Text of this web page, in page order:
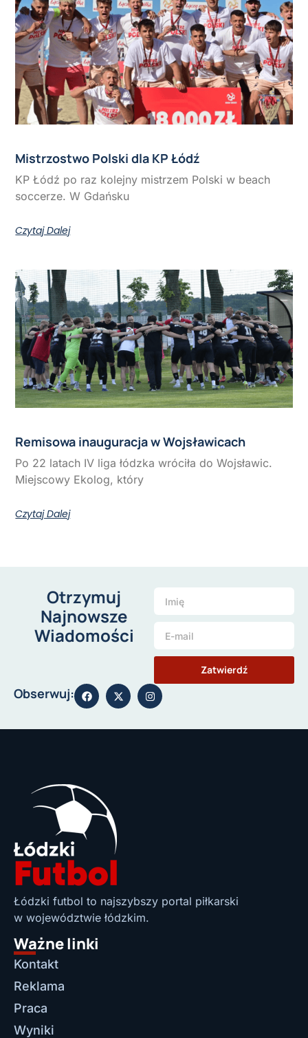
Mistrzostwo Polski dla KP Łódź
KP Łódź po raz kolejny mistrzem Polski w beach
soccerze. W Gdańsku
Czytaj Dalej
Remisowa inauguracja w Wojsławicach
Po 22 latach IV liga łódzka wróciła do Wojsławic.
Miejscowy Ekolog, który
Czytaj Dalej
Otrzymuj
Najnowsze
Wiadomości
Zatwierdź
Obserwuj:
Łódzki futbol to najszybszy portal piłkarski
w województwie łódzkim.
Ważne linki
Kontakt
Reklama
Praca
Wyniki